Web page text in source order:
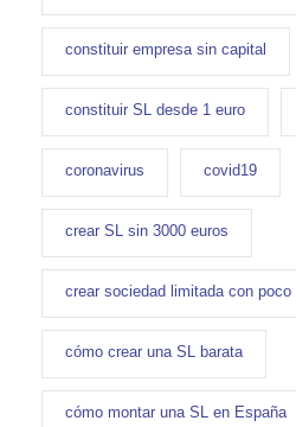
constituir empresa sin capital
constituir SL desde 1 euro
coronavirus covid19
crear SL sin 3000 euros
crear sociedad limitada con poco
cómo crear una SL barata
cómo montar una SL en España